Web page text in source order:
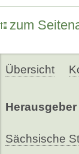
zum
Übersicht
Herausgeber
Sächsische